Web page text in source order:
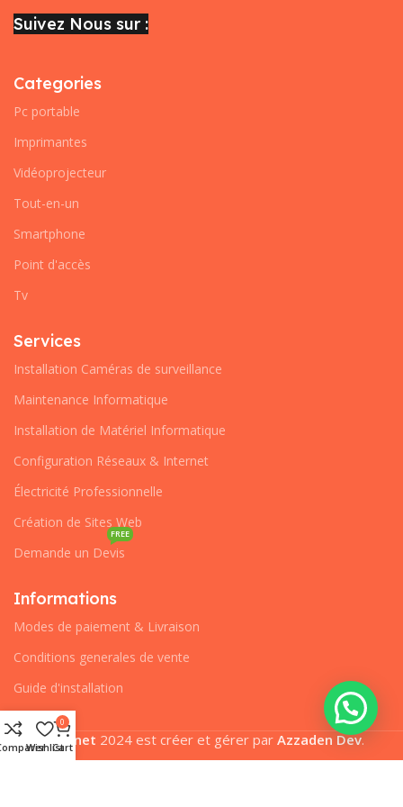
Suivez Nous sur :
Categories
Pc portable
Imprimantes
Vidéoprojecteur
Tout-en-un
Smartphone
Point d'accès
Tv
Services
Installation Caméras de surveillance
Maintenance Informatique
Installation de Matériel Informatique
Configuration Réseaux & Internet
Électricité Professionnelle
Création de Sites Web
Demande un Devis
FREE
Informations
Modes de paiement & Livraison
Conditions generales de vente
Guide d'installation
Pcplanet 2024 est créer et gérer par Azzaden Dev.
Wishlist
0
Cart